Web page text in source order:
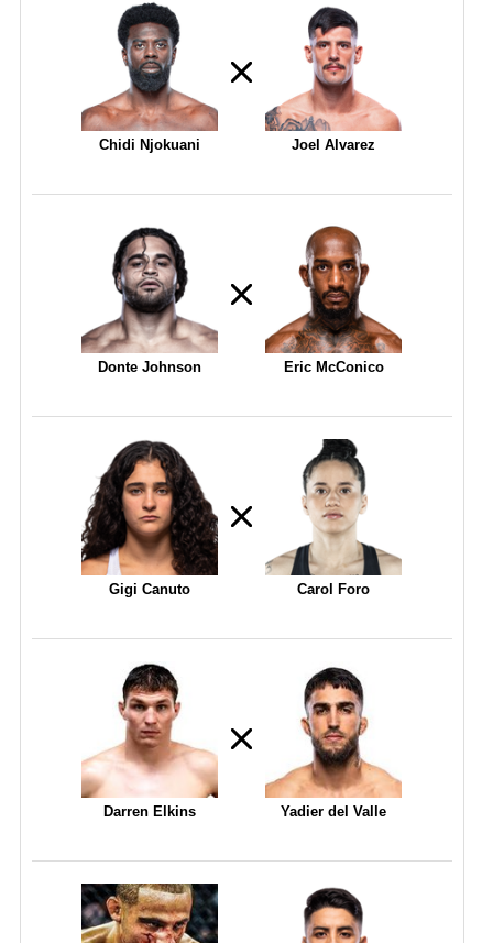
Chidi Njokuani Joel Alvarez
Donte Johnson Eric McConico
Gigi Canuto Carol Foro
Darren Elkins Yadier del Valle